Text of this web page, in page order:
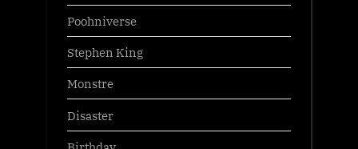
Poohniverse
Stephen King
Monstre
Disaster